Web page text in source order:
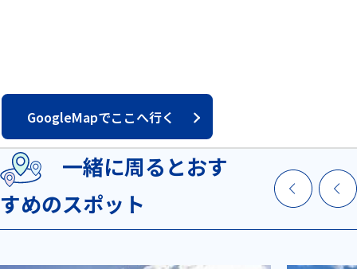
GoogleMapでここへ行く
一緒に周るとおす
すめのスポット